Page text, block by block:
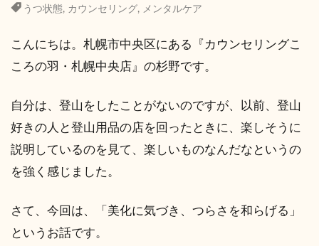
うつ状態, カウンセリング, メンタルケア
こんにちは。札幌市中央区にある『カウンセリングこ
ころの羽・札幌中央店』の杉野です。
自分は、登山をしたことがないのですが、以前、登山
好きの人と登山用品の店を回ったときに、楽しそうに
説明しているのを見て、楽しいものなんだなというの
を強く感じました。
さて、今回は、「美化に気づき、つらさを和らげる」
というお話です。